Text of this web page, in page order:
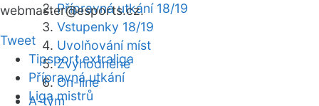
Přípravná utkání 18/19
Vstupenky 18/19
Uvolňování míst
Zvýhodněné
On-line
A-tým
webmaster@esports.cz.
Tweet
Tipsport extraliga
Přípravná utkání
Liga mistrů